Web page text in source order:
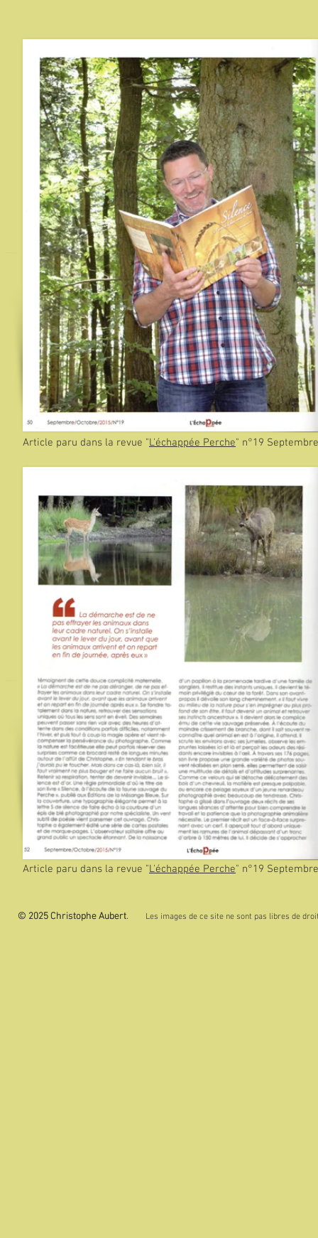
Article paru dans la revue "L'échappée Perche" n°19
Article paru dans la revue "L'échappée Perche" n°19
© 2025 Christophe Aubert. Les images de ce site ne sont pas libres de
© 2025 Christophe Aubert